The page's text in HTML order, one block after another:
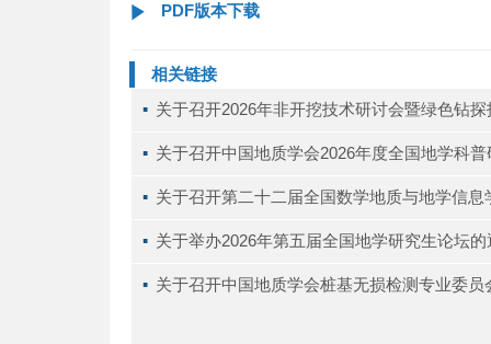
PDF版本下载
相关链接
▪ 关于召开2026年非开挖技术研讨会暨绿色钻
▪ 关于召开中国地质学会2026年度全国地学科
▪ 关于召开第二十二届全国数学地质与地学信
▪ 关于举办2026年第五届全国地学研究生论坛
▪ 关于召开中国地质学会桩基无损检测专业委